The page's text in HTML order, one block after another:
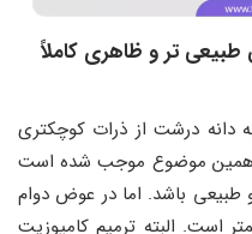
طبیعی تر و ظاهری کاملاً
دانه درشت از ذرات کوچکتری
همین موضوع موجب شده است
باشد. اما در عوض دوام
است. البته ترمیم کامپوزیت